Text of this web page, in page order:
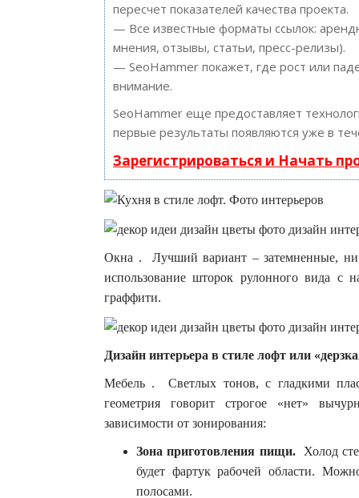
пересчет показателей качества проекта.
— Все известные форматы ссылок:
мнения, отзывы, статьи, пресс-релизы).
— SeoHammer покажет, где рост или
внимание.
SeoHammer еще предоставляет
первые результаты появляются уже в
Зарегистрироваться и Начать
Окна . Лучший вариант – затемненные,
использование шторок рулонного вида
граффити.
Дизайн интерьера в стиле лофт или
Мебель . Светлых тонов, с гладкими
геометрия говорит строгое «нет»
зависимости от зонирования:
Зона приготовления пищи.
Холод
будет фартук рабочей области.
полосами.